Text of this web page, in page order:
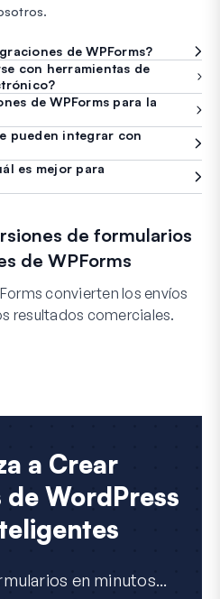
de WPForms?
con herramientas de
de WPForms para la
pueden integrar con
es mejor para
de formularios
de WPForms
convierten los envíos
resultados comerciales.
a Crear
WordPress
en minutos...